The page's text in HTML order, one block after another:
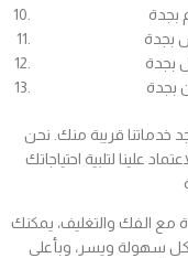
قريبة منك. نحن
لتلبية احتياجاتك
مع الفك والتغليف، يمكنك
سهولة ويسر، وبأعلى